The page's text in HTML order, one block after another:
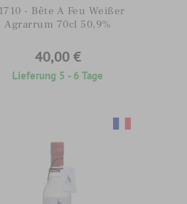
- Bête A Feu Weißer
Agrarrum 70cl 50,9%
40,00 €
Lieferung 5 - 6 Tage